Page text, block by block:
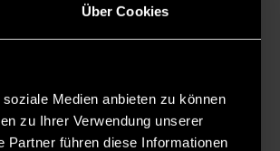
Über Cookies
Medien anbieten zu können
zu Ihrer Verwendung unserer
Partner führen diese Informationen